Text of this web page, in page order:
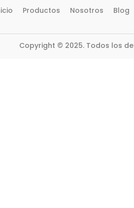
Productos Nosotros Blog
Copyright © 2025. Todos los